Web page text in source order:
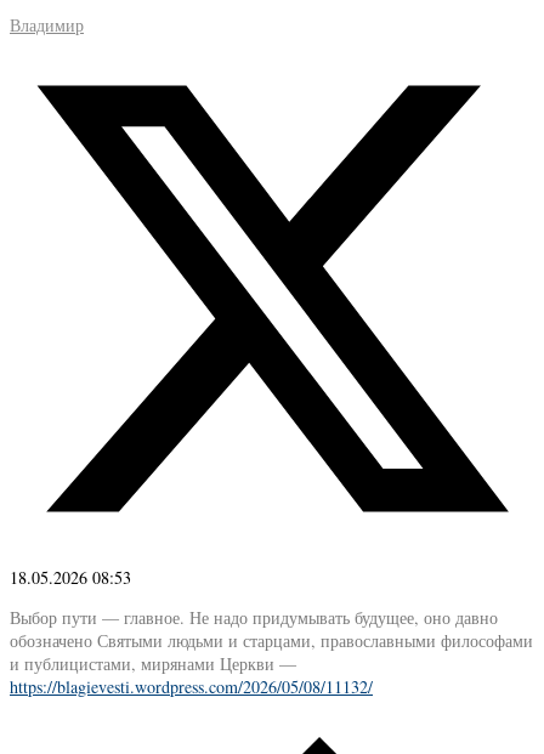
Владимир
18.05.2026 08:53
Выбор пути — главное. Не надо придумывать будущее, оно давно
обозначено Святыми людьми и старцами, православными философами
и публицистами, мирянами Церкви —
https://blagievesti.wordpress.com/2026/05/08/11132/